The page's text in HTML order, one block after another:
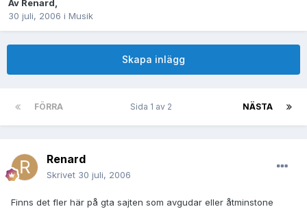
Av Renard,
30 juli, 2006 i Musik
Skapa inlägg
FÖRRA NÄSTA
Sida 1 av 2
Renard
Skrivet 30 juli, 2006
Finns det fler här på gta sajten som avgudar eller åtminstone